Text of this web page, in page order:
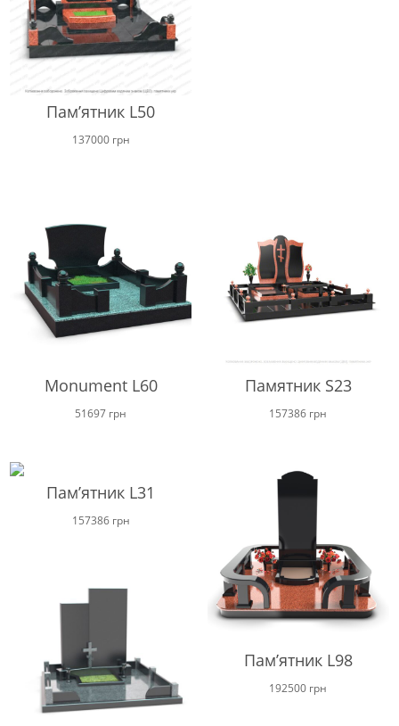
Пам’ятник L50
137000 грн
Monument L60
51697 грн
Памятник S23
157386 грн
Пам’ятник L31
157386 грн
Пам’ятник L98
192500 грн